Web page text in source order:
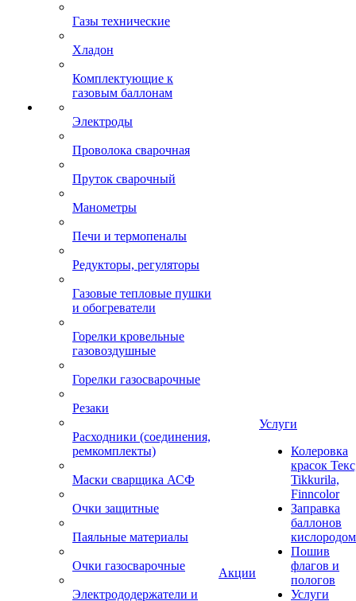
Газы технические
Хладон
Комплектующие к
газовым баллонам
Электроды
Проволока сварочная
Пруток сварочный
Манометры
Печи и термопеналы
Редукторы, регуляторы
Газовые тепловые пушки
и обогреватели
Горелки кровельные
газовоздушные
Горелки газосварочные
Резаки
Расходники (соединения,
ремкомплекты)
Маски сварщика АСФ
Очки защитные
Паяльные материалы
Очки газосварочные
Электрододержатели и
Акции
Услуги
Колеровка
красок
Tikkurila,
Finncolor
Заправка
баллонов
кислородом
Пошив
флагов и
пологов
Услуги